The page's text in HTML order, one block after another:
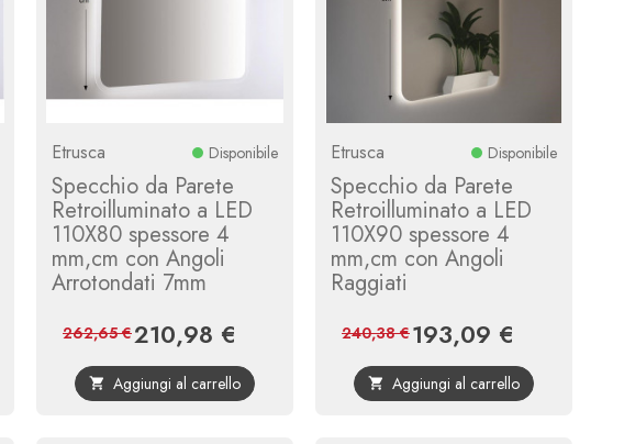
Etrusca Disponibile
Specchio da Parete
Retroilluminato a LED
110X80 spessore 4
mm,cm con Angoli
Arrotondati 7mm
Prezzo
210,98 €
base
262,65 €
 Aggiungi al carrello
Etrusca Disponibile
Specchio da Parete
Retroilluminato a LED
110X90 spessore 4
mm,cm con Angoli
Raggiati
Prezzo
193,09 €
base
240,38 €
 Aggiungi al carrello